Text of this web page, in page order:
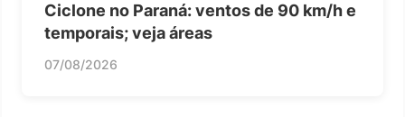
Ciclone no Paraná: ventos de 90 km/h e
temporais; veja áreas
07/08/2026